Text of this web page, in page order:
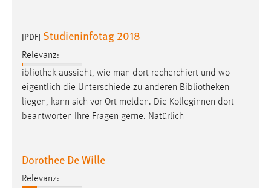
[PDF] Studieninfotag 2018
Relevanz:
ibliothek aussieht, wie man dort recherchiert und wo
eigentlich die Unterschiede zu anderen Bibliotheken
liegen, kann sich vor Ort melden. Die Kolleginnen dort
beantworten Ihre Fragen gerne. Natürlich
Dorothee De Wille
Relevanz: